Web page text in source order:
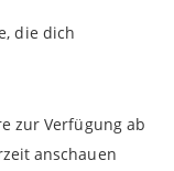
die dich
zur Verfügung ab
anschauen